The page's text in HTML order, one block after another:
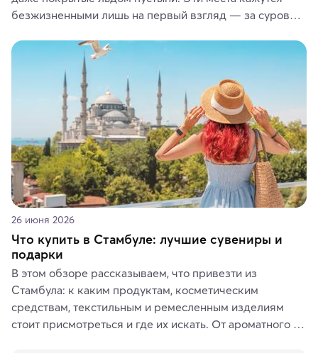
безжизненными лишь на первый взгляд — за суровой
животные и маршруты, которые дарят одни из самых
ярких впечатлений от путешествий.
26 июня 2026
Что купить в Стамбуле: лучшие сувениры и
подарки
В этом обзоре рассказываем, что привезти из
Стамбула: к каким продуктам, косметическим
средствам, текстильным и ремесленным изделиям
стоит присмотреться и где их искать. От ароматного